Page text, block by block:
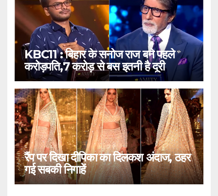
KBC11 : बिहार के सनोज राज बने पहले
करोड़पति,7 करोड़ से बस इतनी है दूरी
रैंप पर दिखा दीपिका का दिलकश अंदाज, ठहर
गई सबकी निगाहें